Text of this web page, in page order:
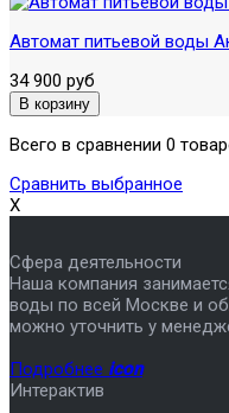
Автомат питьевой воды
34 900 руб
Всего в сравнении 0
Сравнить выбранное
X
Сфера деятельности
Наша компания
воды по всей Москве и
можно уточнить у
Подробнее icon
Интерактив